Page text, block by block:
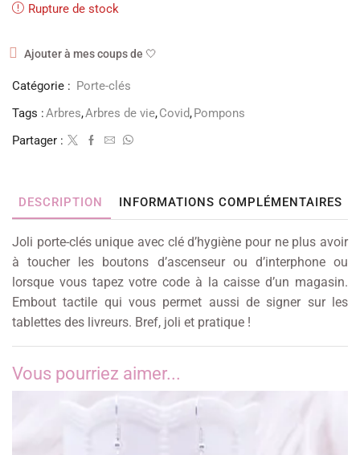
Rupture de stock
Ajouter à mes coups de 🤍
Catégorie : Porte-clés
Tags :Arbres,Arbres de vie,Covid,Pompons
Partager :
DESCRIPTION INFORMATIONS COMPLÉMENTAIRES
Joli porte-clés unique avec clé d’hygiène pour ne plus avoir
à toucher les boutons d’ascenseur ou d’interphone ou
lorsque vous tapez votre code à la caisse d’un magasin.
Embout tactile qui vous permet aussi de signer sur les
tablettes des livreurs. Bref, joli et pratique !
Vous pourriez aimer...